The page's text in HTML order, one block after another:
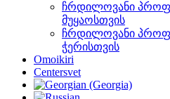
ჩრდილოვანი
მუყაოსთვის
ჩრდილოვანი
ჭერისთვის
Omoikiri
Centersvet